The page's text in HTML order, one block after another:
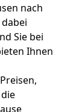
nach
Sie bei
Ihnen